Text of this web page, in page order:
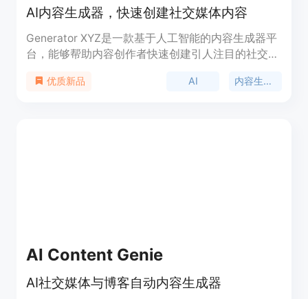
AI内容生成器，快速创建社交媒体内容
Generator XYZ是一款基于人工智能的内容生成器平
台，能够帮助内容创作者快速创建引人注目的社交媒
类似的社交媒体内容。通过Generator XYZ，您可以
优质新品 AI 内容生成器
AI Content Genie
AI社交媒体与博客自动内容生成器